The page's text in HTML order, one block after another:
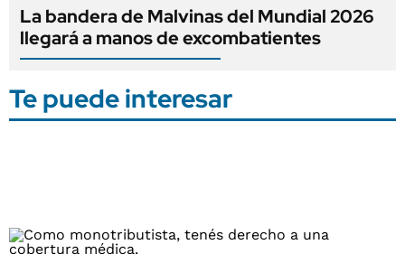
La bandera de Malvinas del Mundial 2026
llegará a manos de excombatientes
Te puede interesar